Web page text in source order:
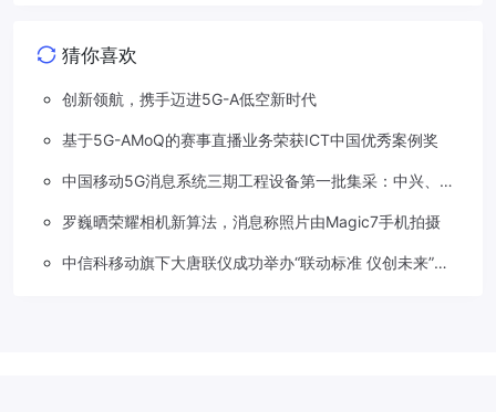
猜你喜欢
创新领航，携手迈进5G-A低空新时代
基于5G-AMoQ的赛事直播业务荣获ICT中国优秀案例奖
中国移动5G消息系统三期工程设备第一批集采：中兴、华
罗巍晒荣耀相机新算法，消息称照片由Magic7手机拍摄
中信科移动旗下大唐联仪成功举办“联动标准 仪创未来”车